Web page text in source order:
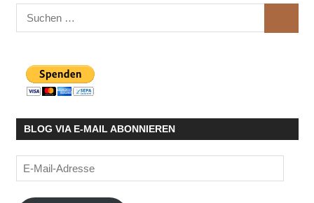
Suchen
nach:
BLOG VIA E-MAIL ABONNIEREN
E-
Mail-
Adresse